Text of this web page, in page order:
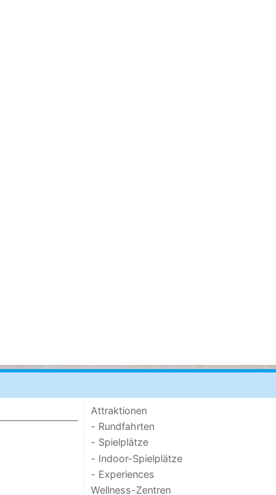
Attraktionen
- Rundfahrten
- Spielplätze
- Indoor-Spielplätze
- Experiences
Wellness-Zentren